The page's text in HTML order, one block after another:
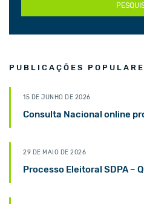
PUBLICAÇÕES
15 DE JUNHO DE 2026
Consulta Nacional online
29 DE MAIO DE 2026
Processo Eleitoral SDPA –